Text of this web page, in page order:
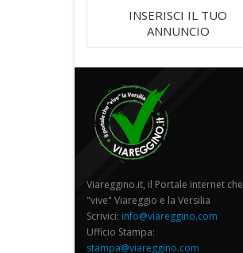
INSERISCI IL TUO
ANNUNCIO
Viareggino.it, il Portale internet che
"vive" Viareggio e la Versilia
Scrivici: info@viareggino.com
Ufficio Stampa:
stampa@viareggino.com